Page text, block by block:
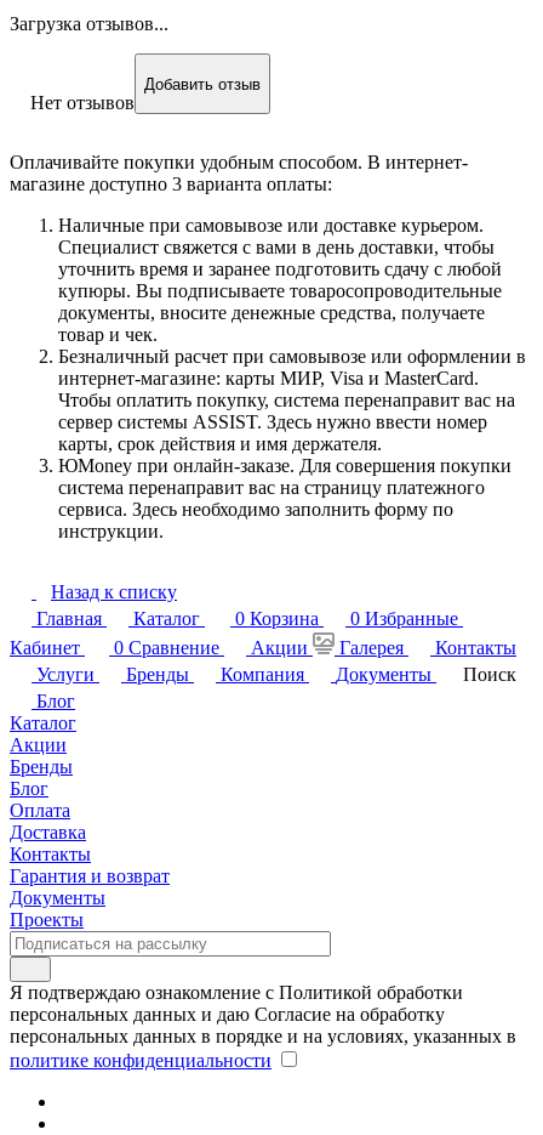
Загрузка отзывов...
Нет отзывов
Добавить отзыв
Оплачивайте покупки удобным способом. В интернет-
магазине доступно 3 варианта оплаты:
Наличные при самовывозе или доставке курьером.
Специалист свяжется с вами в день доставки, чтобы
уточнить время и заранее подготовить сдачу с любой
купюры. Вы подписываете товаросопроводительные
документы, вносите денежные средства, получаете
товар и чек.
Безналичный расчет при самовывозе или оформлении в
интернет-магазине: карты МИР, Visa и MasterCard.
Чтобы оплатить покупку, система перенаправит вас на
сервер системы ASSIST. Здесь нужно ввести номер
карты, срок действия и имя держателя.
ЮMoney при онлайн-заказе. Для совершения покупки
система перенаправит вас на страницу платежного
сервиса. Здесь необходимо заполнить форму по
инструкции.
Назад к списку
Главная
Каталог 0 Корзина 0 Избранные
Кабинет
0 Сравнение Акции Галерея
Контакты
Услуги
Бренды Компания Документы
Поиск
Блог
Каталог
Акции
Бренды
Блог
Оплата
Доставка
Контакты
Гарантия и возврат
Документы
Проекты
Я подтверждаю ознакомление с Политикой обработки
персональных данных и даю Согласие на обработку
персональных данных в порядке и на условиях, указанных в
политике конфиденциальности